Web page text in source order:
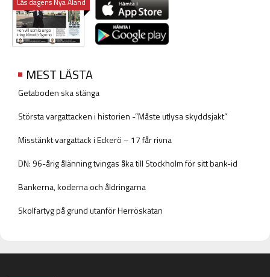
MEST LÄSTA
Getaboden ska stänga
Största vargattacken i historien -”Måste utlysa skyddsjakt”
Misstänkt vargattack i Eckerö – 17 får rivna
DN: 96-årig ålänning tvingas åka till Stockholm för sitt bank-id
Bankerna, koderna och åldringarna
Skolfartyg på grund utanför Herröskatan